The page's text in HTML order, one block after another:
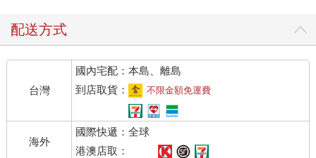
配送方式
台灣
國內宅配：本島、離島
到店取貨：
不限金額免運費
海外
國際快遞：全球
港澳店取：